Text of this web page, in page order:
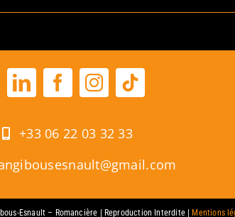
+33 06 22 03 32 33
Esnault – Romancière | Reproduction Interdite | Mentions